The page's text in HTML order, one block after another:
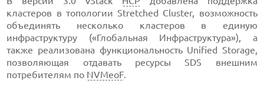
кластеров в топологии Stretched Cluster, возможность
объединять несколько кластеров в единую
инфраструктуру («Глобальная Инфраструктура»), а
также реализована функциональность Unified Storage,
позволяющая отдавать ресурсы SDS внешним
потребителям по NVMeoF